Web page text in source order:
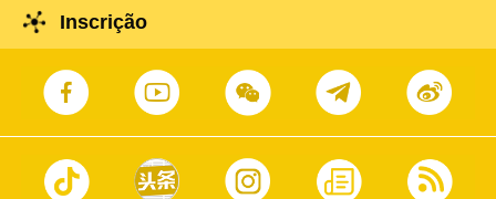
Inscrição